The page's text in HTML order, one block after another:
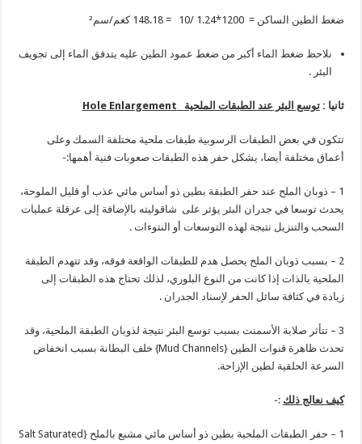
ضغط الطين الساكن = 1200*1.24 /10 = 148.18 كغم/سم²
نلاحظ ضغط الماء أكبر من ضغط عمود الطين عليه يتدفق الماء إلى تجويف
البئر .
ثانيا :توسع البئر عند الطبقات الملحية Hole Enlargement
تتكون في بعض الطبقات الرسوبية طبقات ملحية مختلفة السمك وعلى
أعماق مختلفة أيضا، يشكل حفر هذه الطبقات صعوبات فنية أهمها:-
1 – ذوبان الملح عند حفر الطبقة بطين ذو أساس مائي عذب أو قليل الملوحة،
يحدث توسعا في جدران البئر يؤثر على شاقوليته بالإضافة إلى عرقلة عمليات
السحب والتنزيل نتيجة لهذه التوسعات أو النتوءات .
2 – بسبب ذوبان الملح يحصل هدم للطبقات الواقعة فوقه، وقد تتهدم الطبقة
الملحية بالذات إذا كانت من النوع البلوري، لذلك تحتاج هذه الطبقات إلى
زيادة في كثافة سائل الحفر لإسناد الجدران .
3 – تتأثر صلابة الأسمنت بسبب توسع البئر نتيجة لذوبان الطبقة الملحية، وقد
تحدث ظاهرة قنوات الطين {Mud Channels} خلف البطانة بسبب انخفاض
السرعة الحلقية لطين الإزاحة.
كيف نعالج ذلك :-
1 – حفر الطبقات الملحية بطين ذو أساس مائي مشبع بالملح {Salt Saturated